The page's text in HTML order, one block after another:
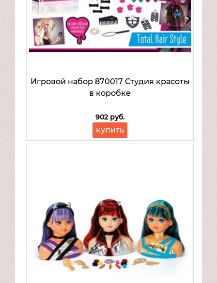
Надувная продукция
Транспорт для детей
Товары для спорта и отдыха
Mattel
Игровой набор 870017 Студия красоты
в коробке
902 руб.
купить